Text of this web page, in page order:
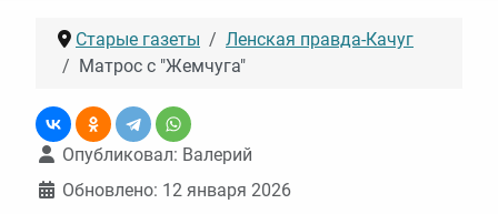
Старые газеты
Ленская правда-Качуг
Матрос с "Жемчуга"
Информация о материале
Опубликовал: Валерий
Обновлено: 12 января 2026